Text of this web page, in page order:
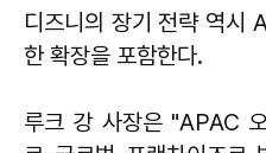
디즈니의 장기 전략 역시
한 확장을 포함한다.
루크 강 사장은 "APAC